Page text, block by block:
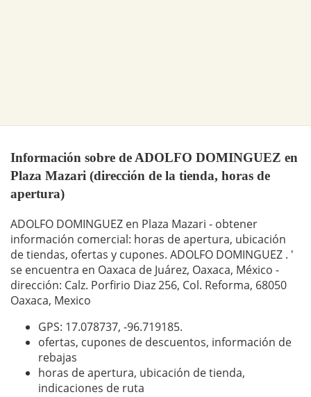
Información sobre de ADOLFO DOMINGUEZ en
Plaza Mazari (dirección de la tienda, horas de
apertura)
ADOLFO DOMINGUEZ en Plaza Mazari - obtener
información comercial: horas de apertura, ubicación
de tiendas, ofertas y cupones. ADOLFO DOMINGUEZ . '
se encuentra en Oaxaca de Juárez, Oaxaca, México -
dirección: Calz. Porfirio Diaz 256, Col. Reforma, 68050
Oaxaca, Mexico
GPS: 17.078737, -96.719185.
ofertas, cupones de descuentos, información de
rebajas
horas de apertura, ubicación de tienda,
indicaciones de ruta